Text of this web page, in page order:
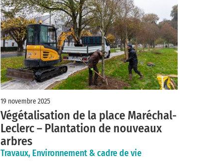
19 novembre 2025
Végétalisation de la place Maréchal-
Leclerc – Plantation de nouveaux
arbres
Travaux, Environnement & cadre de vie